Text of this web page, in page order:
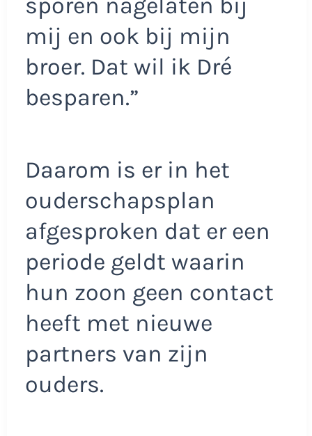
sporen nagelaten bij
mij en ook bij mijn
broer. Dat wil ik Dré
besparen.”
Daarom is er in het
ouderschapsplan
afgesproken dat er een
periode geldt waarin
hun zoon geen contact
heeft met nieuwe
partners van zijn
ouders.